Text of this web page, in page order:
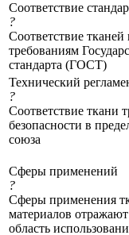
Соответствие
?
Соответствие тканей
требованиям
стандарта (ГОСТ)
Технический
?
Соответствие ткани
безопасности в
союза
Сферы применений
?
Сферы применения
материалов
область